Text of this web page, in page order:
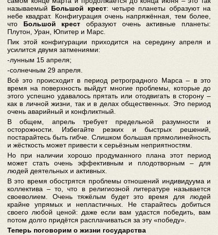
называемый Большой крест: четыре планеты образуют на
небе квадрат. Конфигурация очень напряжённая, тем более,
что Большой крест образуют очень активные планеты:
Плутон, Уран, Юпитер и Марс.
Пик этой конфигурации приходится на середину апреля и
усилится двумя затмениями:
-лунным 15 апреля;
-солнечным 29 апреля.
Всё это происходит в период ретроградного Марса – в это
время на поверхность выйдут многие проблемы, которые до
этого успешно удавалось прятать или отодвигать в сторону –
как в личной жизни, так и в делах общественных. Это период
очень аварийный и конфликтный.
В общем, апрель требует предельной разумности и
осторожности. Избегайте резких и быстрых решений,
постарайтесь быть гибче. Слишком большая прямолинейность
и жёсткость может привести к серьёзным неприятностям.
Но при наличии хорошо продуманного плана этот период
может стать очень эффективным и плодотворным – для
людей деятельных и активных.
В это время обострятся проблемы отношений индивидуума и
коллектива – то, что в религиозной литературе называется
своеволием. Очень тяжёлым будет это время для людей
крайне упрямых и непластичных. Не старайтесь добиться
своего любой ценой: даже если вам удастся победить, вам
потом долго придётся расплачиваться за эту «победу».
Теперь поговорим о жизни государства